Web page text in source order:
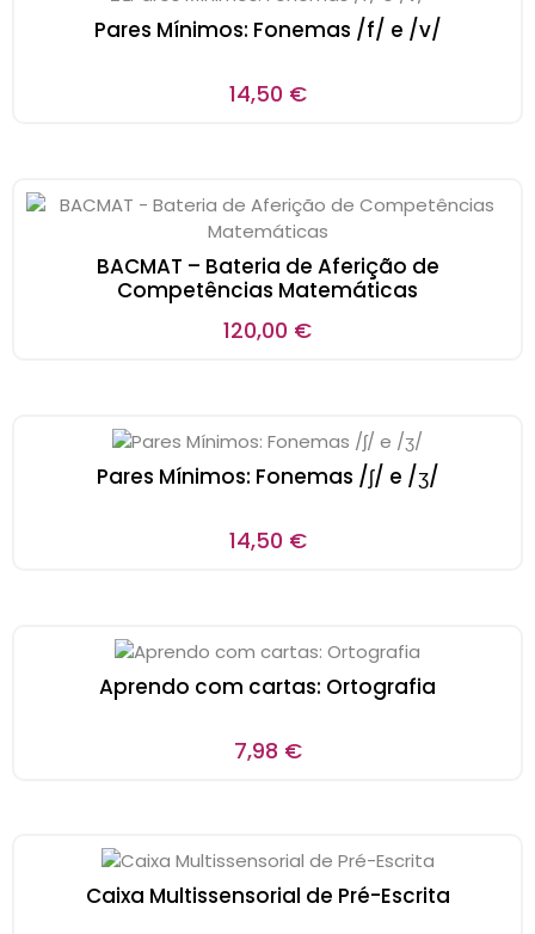
Pares Mínimos: Fonemas /f/ e /v/
14,50 €
BACMAT – Bateria de Aferição de
Competências Matemáticas
120,00 €
Pares Mínimos: Fonemas /ʃ/ e /ʒ/
14,50 €
Aprendo com cartas: Ortografia
7,98 €
Caixa Multissensorial de Pré-Escrita